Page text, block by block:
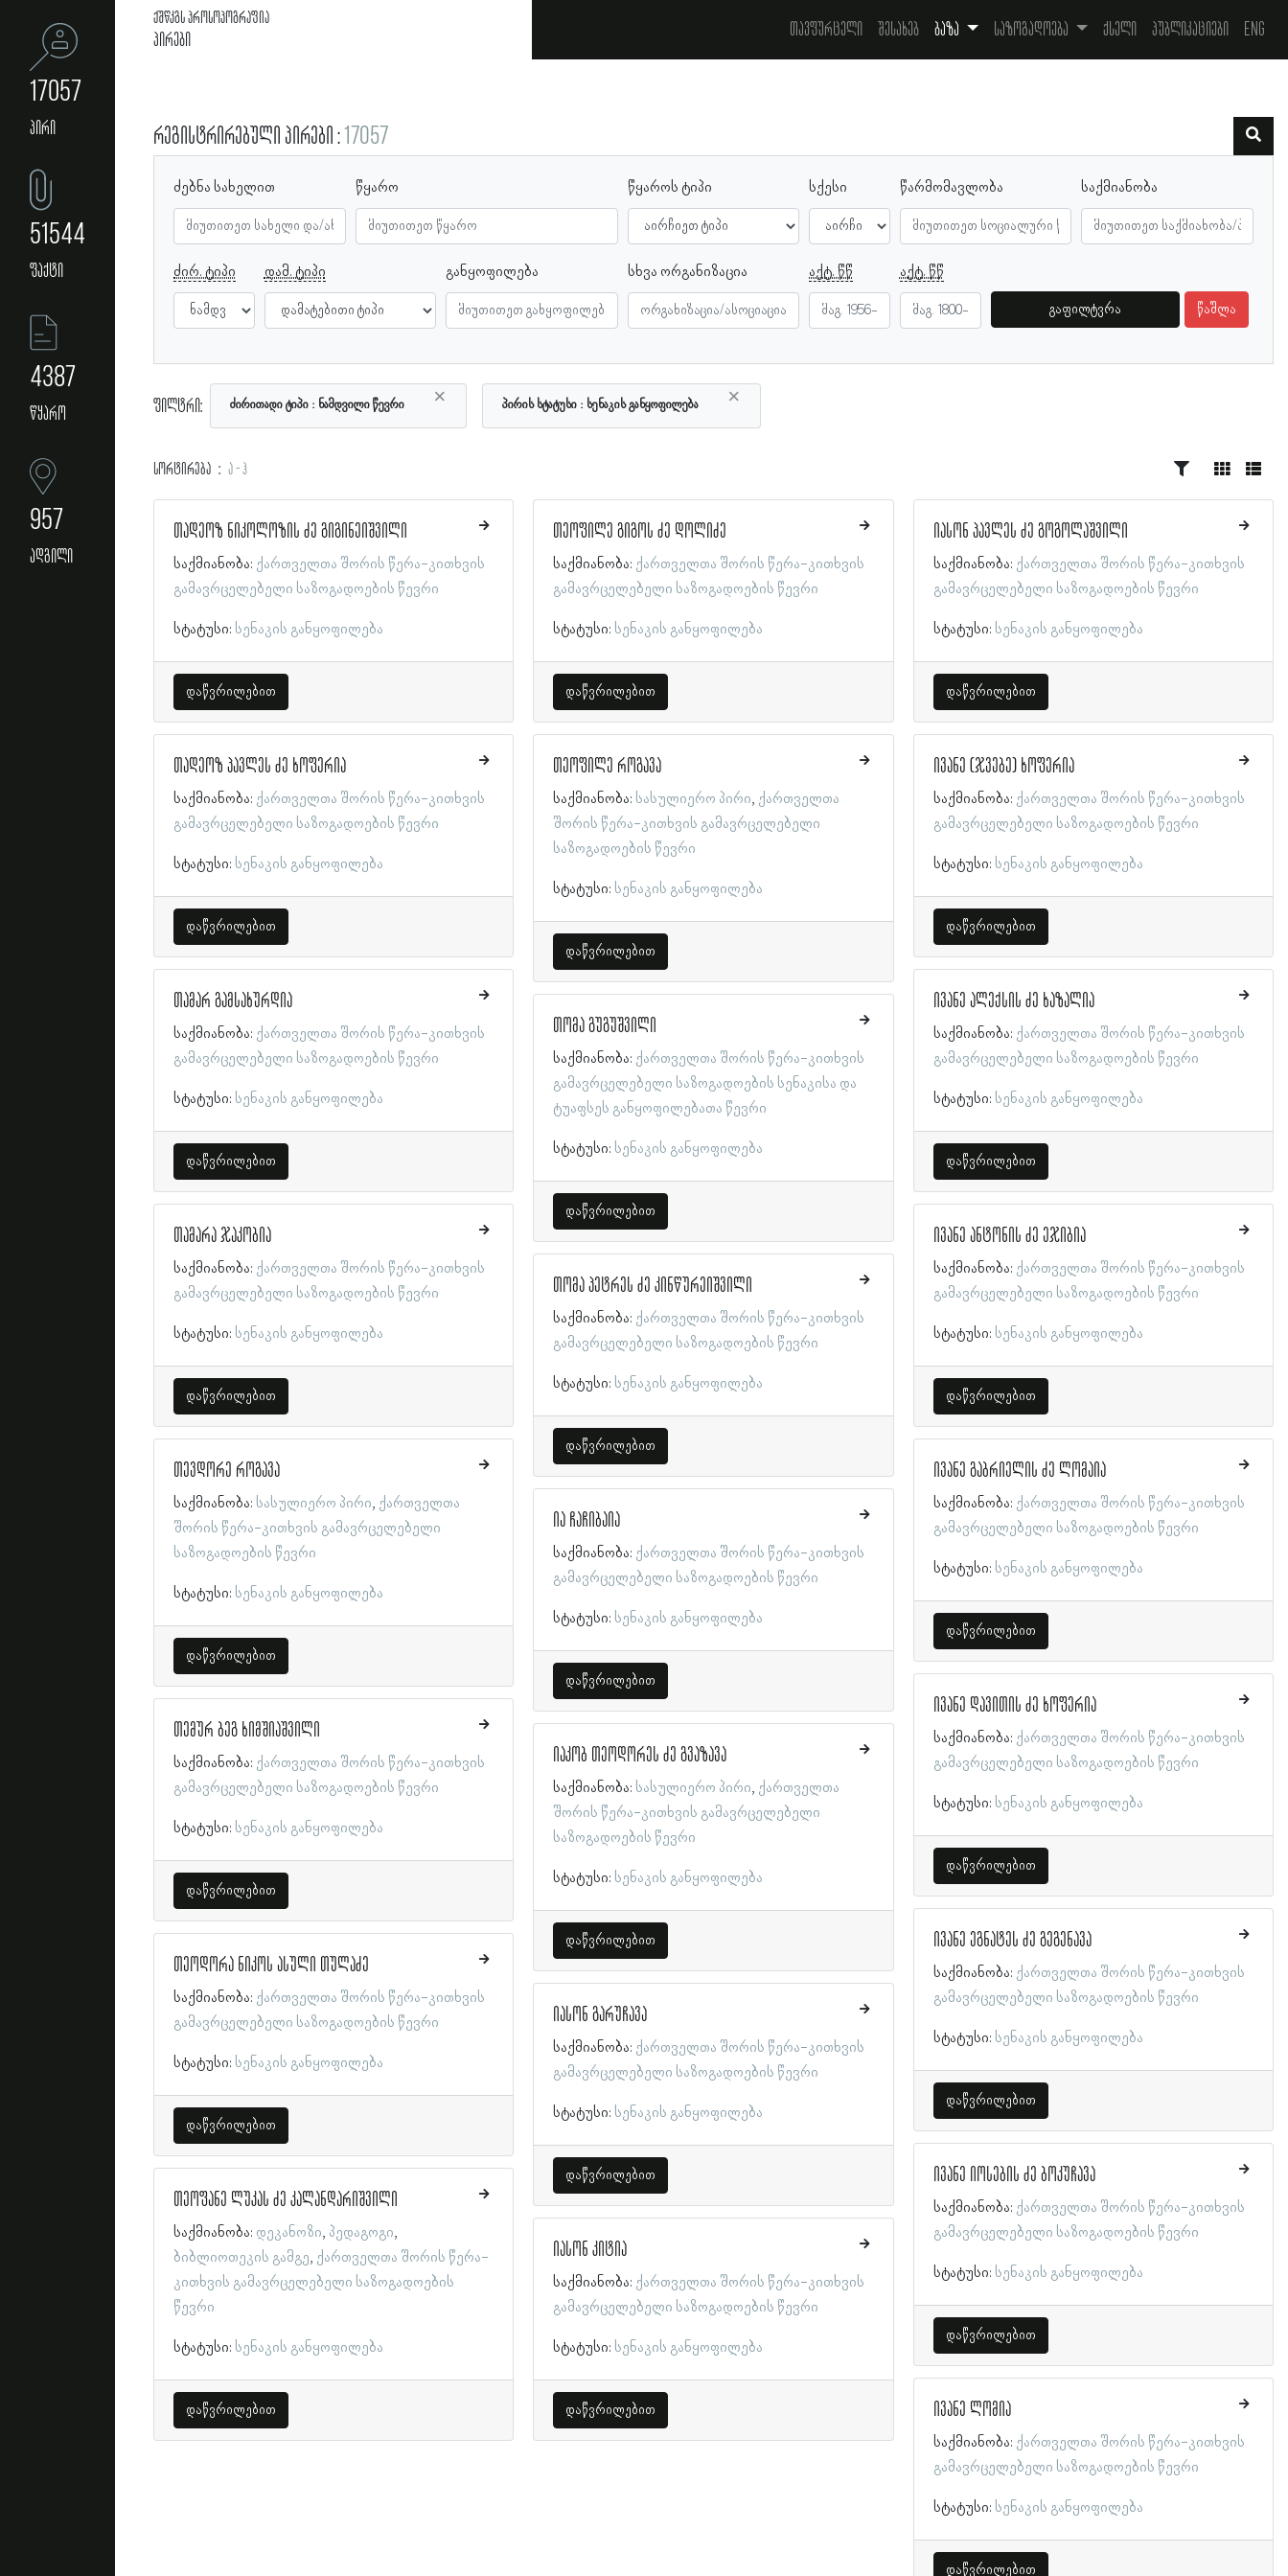
17057
პირი
51544
ფაქტი
4387
წყარო
957
ადგილი
ქშწკგს პროსოპოგრაფია
პირები თავფურცელი შესახებ ბაზა საზოგადოება ქსელი პუბლიკაციები Eng
რეგისტრირებული პირები 17057
ძებნა სახელით წყარო წყაროს ტიპი სქესი წარმომავლობა საქმიანობა
ძირ. ტიპი დამ. ტიპი განყოფილება სხვა ორგანიზაცია აქტ. წწ აქტ. წწ
გაფილტვრა წაშლა
ფილტრი: ×
ძირითადი ტიპი ნამდვილი წევრი ×
პირის სტატუსი სენაკის განყოფილება
სორტირება ა - ჰ
თადეოზ ნიკოლოზის ძე გიგინეიშვილი
საქმიანობა: ქართველთა შორის წერა-კითხვის
გამავრცელებელი საზოგადოების წევრი
სტატუსი: სენაკის განყოფილება
დაწვრილებით
თადეოზ პავლეს ძე ხოფერია
საქმიანობა: ქართველთა შორის წერა-კითხვის
გამავრცელებელი საზოგადოების წევრი
სტატუსი: სენაკის განყოფილება
დაწვრილებით
თამარ გამსახურდია
საქმიანობა: ქართველთა შორის წერა-კითხვის
გამავრცელებელი საზოგადოების წევრი
სტატუსი: სენაკის განყოფილება
დაწვრილებით
თამარა ჯაკობია
საქმიანობა: ქართველთა შორის წერა-კითხვის
გამავრცელებელი საზოგადოების წევრი
სტატუსი: სენაკის განყოფილება
დაწვრილებით
თევდორე როგავა
საქმიანობა: სასულიერო პირი ქართველთა
შორის წერა-კითხვის გამავრცელებელი
საზოგადოების წევრი
სტატუსი: სენაკის განყოფილება
დაწვრილებით
თემურ ბეგ ხიმშიაშვილი
საქმიანობა: ქართველთა შორის წერა-კითხვის
გამავრცელებელი საზოგადოების წევრი
სტატუსი: სენაკის განყოფილება
დაწვრილებით
თეოდორა ნიკოს ასული თულაძე
საქმიანობა: ქართველთა შორის წერა-კითხვის
გამავრცელებელი საზოგადოების წევრი
სტატუსი: სენაკის განყოფილება
დაწვრილებით
თეოფანე ლუკას ძე კალანდარიშვილი
საქმიანობა: დეკანოზი პედაგოგი
ბიბლიოთეკის გამგე ქართველთა შორის წერა-
კითხვის გამავრცელებელი საზოგადოების
წევრი
სტატუსი: სენაკის განყოფილება
დაწვრილებით
თეოფილე გიგოს ძე დოლიძე
საქმიანობა: ქართველთა შორის წერა-კითხვის
გამავრცელებელი საზოგადოების წევრი
სტატუსი: სენაკის განყოფილება
დაწვრილებით
თეოფილე როგავა
საქმიანობა: სასულიერო პირი ქართველთა
შორის წერა-კითხვის გამავრცელებელი
საზოგადოების წევრი
სტატუსი: სენაკის განყოფილება
დაწვრილებით
თომა გუგუშვილი
საქმიანობა: ქართველთა შორის წერა-კითხვის
გამავრცელებელი საზოგადოების სენაკისა და
ტუაფსეს განყოფილებათა წევრი
სტატუსი: სენაკის განყოფილება
დაწვრილებით
თომა პეტრეს ძე კინწურეიშვილი
საქმიანობა: ქართველთა შორის წერა-კითხვის
გამავრცელებელი საზოგადოების წევრი
სტატუსი: სენაკის განყოფილება
დაწვრილებით
ია ჩაჩიბაია
საქმიანობა: ქართველთა შორის წერა-კითხვის
გამავრცელებელი საზოგადოების წევრი
სტატუსი: სენაკის განყოფილება
დაწვრილებით
იაკობ თეოდორეს ძე გვაზავა
საქმიანობა: სასულიერო პირი ქართველთა
შორის წერა-კითხვის გამავრცელებელი
საზოგადოების წევრი
სტატუსი: სენაკის განყოფილება
დაწვრილებით
იასონ გარუჩავა
საქმიანობა: ქართველთა შორის წერა-კითხვის
გამავრცელებელი საზოგადოების წევრი
სტატუსი: სენაკის განყოფილება
დაწვრილებით
იასონ კიტია
საქმიანობა: ქართველთა შორის წერა-კითხვის
გამავრცელებელი საზოგადოების წევრი
სტატუსი: სენაკის განყოფილება
დაწვრილებით
იასონ პავლეს ძე გოგოლაშვილი
საქმიანობა: ქართველთა შორის წერა-კითხვის
გამავრცელებელი საზოგადოების წევრი
სტატუსი: სენაკის განყოფილება
დაწვრილებით
ივანე (ჯვებე) ხოფერია
საქმიანობა: ქართველთა შორის წერა-კითხვის
გამავრცელებელი საზოგადოების წევრი
სტატუსი: სენაკის განყოფილება
დაწვრილებით
ივანე ალექსის ძე ხაზალია
საქმიანობა: ქართველთა შორის წერა-კითხვის
გამავრცელებელი საზოგადოების წევრი
სტატუსი: სენაკის განყოფილება
დაწვრილებით
ივანე ანტონის ძე ეჯიბია
საქმიანობა: ქართველთა შორის წერა-კითხვის
გამავრცელებელი საზოგადოების წევრი
სტატუსი: სენაკის განყოფილება
დაწვრილებით
ივანე გაბრიელის ძე ლომაია
საქმიანობა: ქართველთა შორის წერა-კითხვის
გამავრცელებელი საზოგადოების წევრი
სტატუსი: სენაკის განყოფილება
დაწვრილებით
ივანე დავითის ძე ხოფერია
საქმიანობა: ქართველთა შორის წერა-კითხვის
გამავრცელებელი საზოგადოების წევრი
სტატუსი: სენაკის განყოფილება
დაწვრილებით
ივანე ეგნატეს ძე გეგენავა
საქმიანობა: ქართველთა შორის წერა-კითხვის
გამავრცელებელი საზოგადოების წევრი
სტატუსი: სენაკის განყოფილება
დაწვრილებით
ივანე იოსების ძე ბოკუჩავა
საქმიანობა: ქართველთა შორის წერა-კითხვის
გამავრცელებელი საზოგადოების წევრი
სტატუსი: სენაკის განყოფილება
დაწვრილებით
ივანე ლომია
საქმიანობა: ქართველთა შორის წერა-კითხვის
გამავრცელებელი საზოგადოების წევრი
სტატუსი: სენაკის განყოფილება
დაწვრილებით